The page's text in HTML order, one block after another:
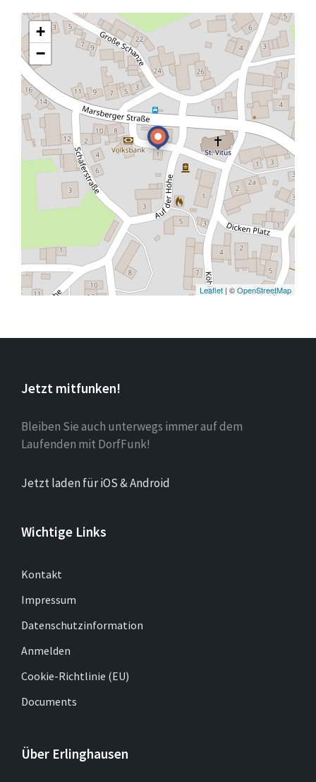
+
−
Leaflet | ©OpenStreetMap
Jetzt mitfunken!
Bleiben Sie auch unterwegs immer auf dem
Laufenden mit DorfFunk!
Jetzt laden für iOS & Android
Wichtige Links
Kontakt
Impressum
Datenschutzinformation
Anmelden
Cookie-Richtlinie (EU)
Documents
Über Erlinghausen